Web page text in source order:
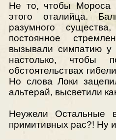
Не то, чтобы Мороса
этого оталийца.
разумного
постоянное
вызывали симпатию
настолько, чтобы
обстоятельствах
Но слова Локи
альтерай, высветили
Неужели Остальные
примитивных рас?! Ну